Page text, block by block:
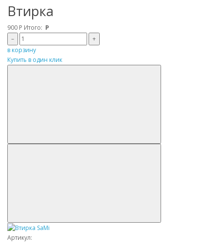
Втирка
900 Р Итого: Р
–
+
в корзину
Купить в один клик
Артикул: